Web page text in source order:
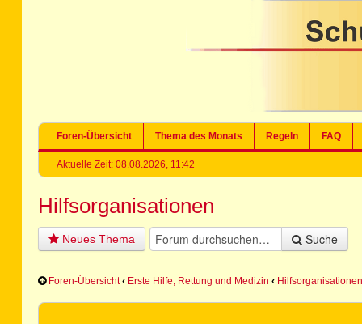
Foren-Übersicht Thema des Monats Regeln FAQ
Aktuelle Zeit: 08.08.2026, 11:42
Hilfsorganisationen
Neues Thema Suche
Foren-Übersicht ‹ Erste Hilfe, Rettung und Medizin ‹ Hilfsorganisationen